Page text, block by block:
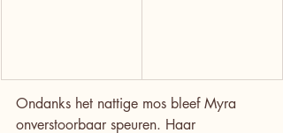
Ondanks het nattige mos bleef Myra
onverstoorbaar speuren. Haar